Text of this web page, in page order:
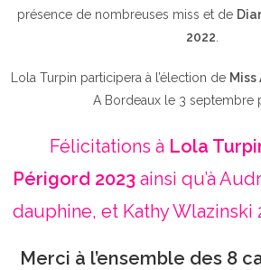
présence de nombreuses miss et de
2022
Lola Turpin participera à l’élection de
A Bordeaux le 3 septembre
Félicitations à Lola
Périgord 2023 ainsi qu’à
dauphine, et Kathy Wlazinski
Merci à l’ensemble des 8